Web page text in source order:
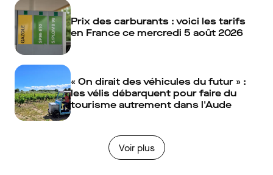
Prix des carburants : voici les tarifs
en France ce mercredi 5 août 2026
« On dirait des véhicules du futur » :
les vélis débarquent pour faire du
tourisme autrement dans l'Aude
Voir plus